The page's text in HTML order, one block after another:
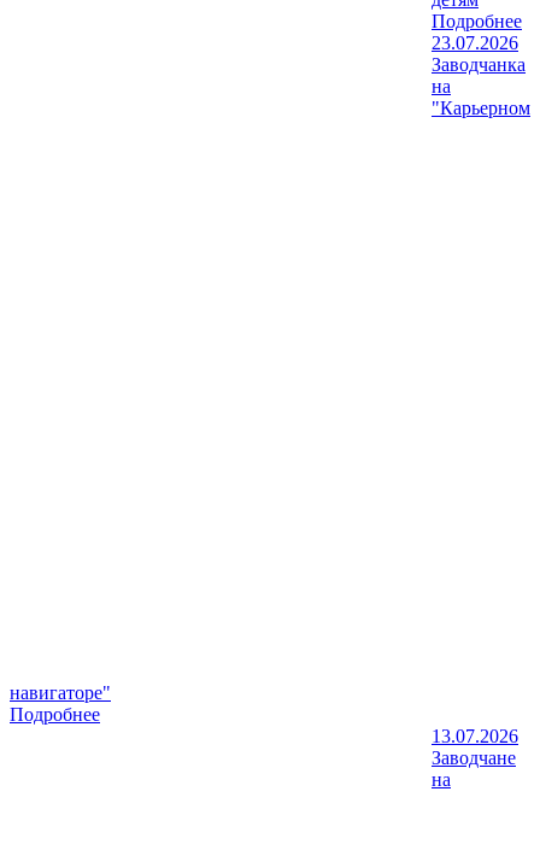
Подробнее
23.07.2026
Заводчанка
на
"Карьерном
навигаторе"
Подробнее
13.07.2026
Заводчане
на